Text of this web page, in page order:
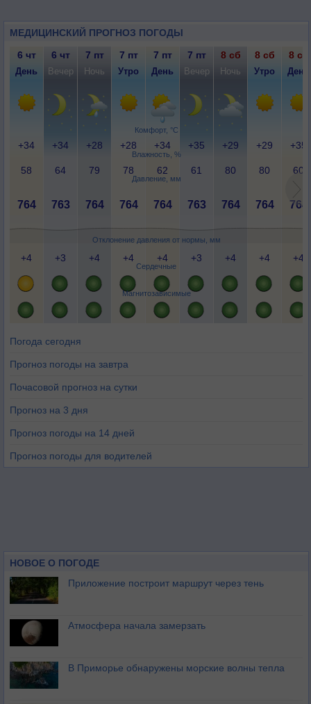
МЕДИЦИНСКИЙ ПРОГНОЗ ПОГОДЫ
Комфорт, °C
Влажность, %
Давление, мм
Отклонение давления от нормы, мм
Сердечные
Магнитозависимые
6 чт 6 чт 7 пт 7 пт 7 пт 7 пт 8 сб 8 сб 8 сб
День Вечер Ночь Утро День Вечер Ночь Утро День
+34 +34 +28 +28 +34 +35 +29 +29 +35
58 64 79 78 62 61 80 80 60
764 763 764 764 764 763 764 764 764
+4 +3 +4 +4 +4 +3 +4 +4 +4
Погода сегодня
Прогноз погоды на завтра
Почасовой прогноз на сутки
Прогноз на 3 дня
Прогноз погоды на 14 дней
Прогноз погоды для водителей
НОВОЕ О ПОГОДЕ
Приложение построит маршрут через тень
Атмосфера начала замерзать
В Приморье обнаружены морские волны тепла